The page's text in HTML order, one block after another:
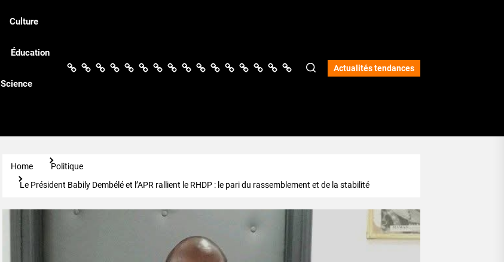
Culture
Éducation
Science
Actualités
Politique
Économie
CultureSociété
SportSantéCinémaÉducation
Football
Technologie
DiversScience
Lifestyle
OpinionsServices Actualités tendances
Home
Politique
Le Président Babily Dembélé et l’APR rallient le RHDP : le pari du rassemblement et de la stabilité